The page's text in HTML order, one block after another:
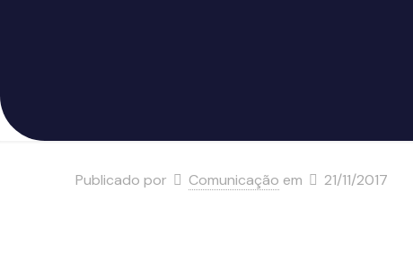
Publicado por Comunicação em 21/11/2017